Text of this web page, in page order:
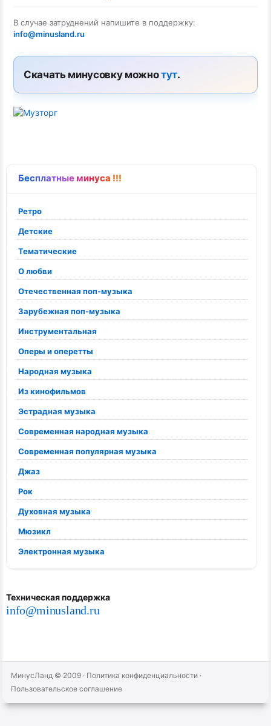
Бесплатные минуса !!!
Ретро
Детские
Тематические
О любви
Отечественная поп-музыка
Зарубежная поп-музыка
Инструментальная
Оперы и оперетты
Народная музыка
Из кинофильмов
Эстрадная музыка
Современная народная музыка
Современная популярная музыка
Джаз
Рок
Духовная музыка
Мюзикл
Электронная музыка
Техническая поддержка
info@minusland.ru
В случае затруднений напишите в поддержку:
info@minusland.ru
Скачать минусовку можнотут.
МинусЛанд © 2009 · Политика конфиденциальности ·
Пользовательское соглашение